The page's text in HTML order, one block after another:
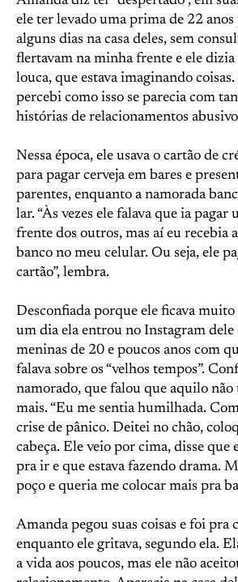
ele ter levado uma prima de 22 anos
alguns dias na casa deles, sem
flertavam na minha frente e ele dizia
louca, que estava imaginando
percebi como isso se parecia com
histórias de relacionamentos
Nessa época, ele usava o cartão de
para pagar cerveja em bares e
parentes, enquanto a namorada
lar. “Às vezes ele falava que ia pagar
frente dos outros, mas aí eu recebia
banco no meu celular. Ou seja, ele
cartão”, lembra.
Desconfiada porque ele ficava
um dia ela entrou no Instagram
meninas de 20 e poucos anos com
falava sobre os “velhos tempos”.
namorado, que falou que aquilo não
mais. “Eu me sentia humilhada.
crise de pânico. Deitei no chão,
cabeça. Ele veio por cima, disse que
pra ir e que estava fazendo drama.
poço e queria me colocar mais pra
Amanda pegou suas coisas e foi pra
enquanto ele gritava, segundo ela.
a vida aos poucos, mas ele não